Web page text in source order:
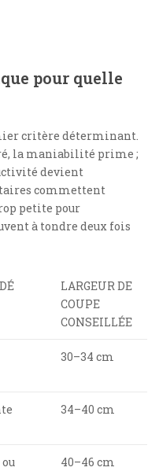
pour quelle
critère déterminant.
la maniabilité prime ;
devient
commettent
petite pour
à tondre deux fois
LARGEUR DE
COUPE
CONSEILLÉE
30–34 cm
34–40 cm
40–46 cm